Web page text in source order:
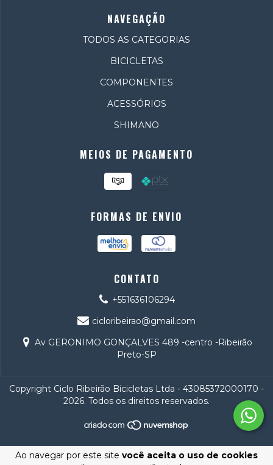
Ao navegar por este site você aceita o uso de cookies
NAVEGAÇÃO
TODOS AS CATEGORIAS
BICICLETAS
COMPONENTES
ACESSÓRIOS
SHIMANO
MEIOS DE PAGAMENTO
FORMAS DE ENVIO
CONTATO
+551636106294
cicloribeirao@gmail.com
Av GERONIMO GONÇALVES 489 -centro -Ribeirão
Preto-SP
Copyright Ciclo Ribeirão Bicicletas Ltda - 43085372000170 -
2026. Todos os direitos reservados.